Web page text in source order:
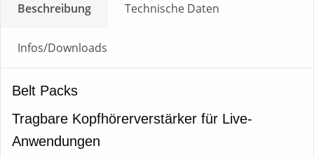
Beschreibung Technische Daten
Infos/Downloads
Belt Packs
Tragbare Kopfhörerverstärker für Live-
Anwendungen